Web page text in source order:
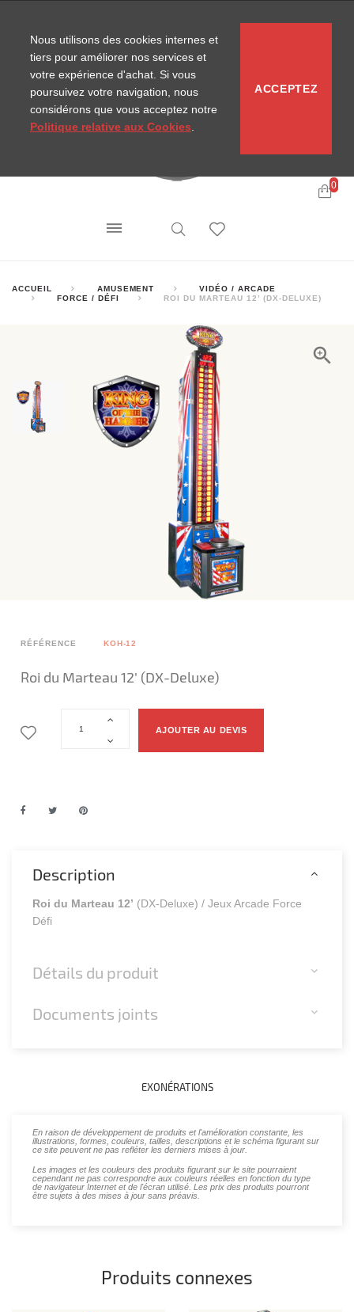
0
ACCUEIL AMUSEMENT
VIDÉO / ARCADE
FORCE / DÉFI
ROI DU MARTEAU 12’ (DX-DELUXE)
RÉFÉRENCE KOH-12
Roi du Marteau 12’ (DX-Deluxe)
AJOUTER AU DEVIS
Description
Roi du Marteau 12’ (DX-Deluxe) / Jeux Arcade Force
Défi
Détails du produit
Documents joints
EXONÉRATIONS
En raison de développement de produits et l'amélioration constante, les
illustrations, formes, couleurs, tailles, descriptions et le schéma figurant sur
ce site peuvent ne pas refléter les derniers mises à jour.
Les images et les couleurs des produits figurant sur le site pourraient
cependant ne pas correspondre aux couleurs réelles en fonction du type
de navigateur Internet et de l'écran utilisé. Les prix des produits pourront
être sujets à des mises à jour sans préavis.
Produits connexes
Nous utilisons des cookies internes et
tiers pour améliorer nos services et
votre expérience d'achat. Si vous
poursuivez votre navigation, nous
considérons que vous acceptez notre
Politique relative aux Cookies
ACCEPTEZ